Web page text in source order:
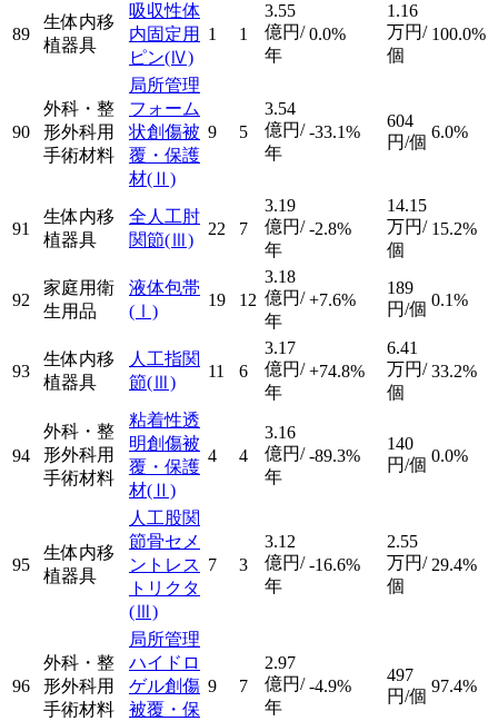
89
生体内移
植器具
吸収性体
内固定用
ピン(Ⅳ)
1 1
3.55
億円/
年
0.0%
1.16
万円/
個
100.0%
90
外科・整
形外科用
手術材料
局所管理
フォーム
状創傷被
覆・保護
材(Ⅱ)
9 5
3.54
億円/
年
-33.1%
604
円/個
6.0%
91
生体内移
植器具
全人工肘
関節(Ⅲ)
22 7
3.19
億円/
年
-2.8%
14.15
万円/
個
15.2%
92
家庭用衛
生用品
液体包帯
(Ⅰ)
19 12
3.18
億円/
年
+7.6%
189
円/個 0.1%
93
生体内移
植器具
人工指関
節(Ⅲ)
11 6
3.17
億円/
年
+74.8%
6.41
万円/
個
33.2%
94
外科・整
形外科用
手術材料
粘着性透
明創傷被
覆・保護
材(Ⅱ)
4 4
3.16
億円/
年
-89.3%
140
円/個 0.0%
95
生体内移
植器具
人工股関
節骨セメ
ントレス
トリクタ
(Ⅲ)
7 3
3.12
億円/
年
-16.6%
2.55
万円/
個
29.4%
96
外科・整
形外科用
手術材料
局所管理
ハイドロ
ゲル創傷
被覆・保
9 7
2.97
億円/
年
-4.9%
497
円/個
97.4%